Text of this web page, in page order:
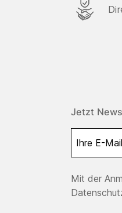
Jetzt
Mit der